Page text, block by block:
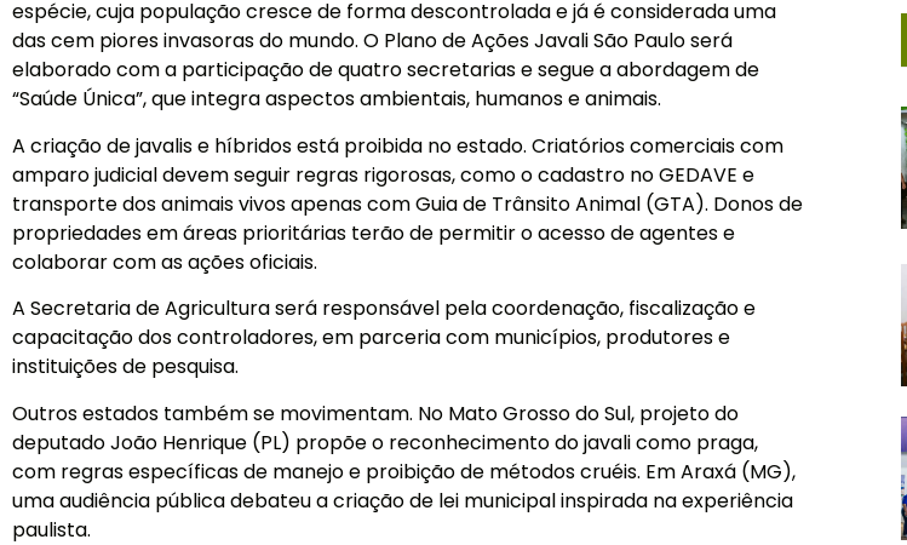
espécie, cuja população cresce de forma descontrolada e já é considerada uma
das cem piores invasoras do mundo. O Plano de Ações Javali São Paulo será
elaborado com a participação de quatro secretarias e segue a abordagem de
“Saúde Única”, que integra aspectos ambientais, humanos e animais.
A criação de javalis e híbridos está proibida no estado. Criatórios comerciais com
amparo judicial devem seguir regras rigorosas, como o cadastro no GEDAVE e
transporte dos animais vivos apenas com Guia de Trânsito Animal (GTA). Donos de
propriedades em áreas prioritárias terão de permitir o acesso de agentes e
colaborar com as ações oficiais.
A Secretaria de Agricultura será responsável pela coordenação, fiscalização e
capacitação dos controladores, em parceria com municípios, produtores e
instituições de pesquisa.
Outros estados também se movimentam. No Mato Grosso do Sul, projeto do
deputado João Henrique (PL) propõe o reconhecimento do javali como praga,
com regras específicas de manejo e proibição de métodos cruéis. Em Araxá (MG),
uma audiência pública debateu a criação de lei municipal inspirada na experiência
paulista.